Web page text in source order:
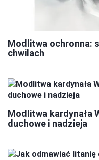
Modlitwa ochronna:
chwilach
Modlitwa kardynała
duchowe i nadzieja